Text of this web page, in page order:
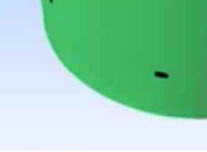
Y2-80——Y2-355